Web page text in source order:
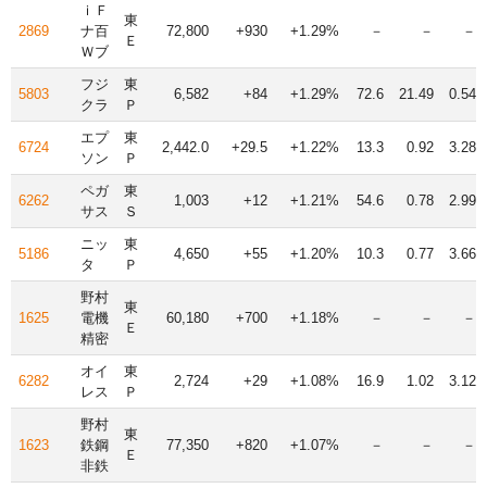
2869
ｉＦ
ナ百
Ｗブ
東
Ｅ
72,800 +930 +1.29% － － －
5803
フジ
クラ
東
Ｐ
6,582 +84 +1.29% 72.6 21.49 0.54
6724
エプ
ソン
東
Ｐ
2,442.0 +29.5 +1.22% 13.3 0.92 3.28
6262
ペガ
サス
東
Ｓ
1,003 +12 +1.21% 54.6 0.78 2.99
5186
ニッ
タ
東
Ｐ
4,650 +55 +1.20% 10.3 0.77 3.66
1625
野村
電機
精密
東
Ｅ
60,180 +700 +1.18% － － －
6282
オイ
レス
東
Ｐ
2,724 +29 +1.08% 16.9 1.02 3.12
1623
野村
鉄鋼
非鉄
東
Ｅ
77,350 +820 +1.07% － － －